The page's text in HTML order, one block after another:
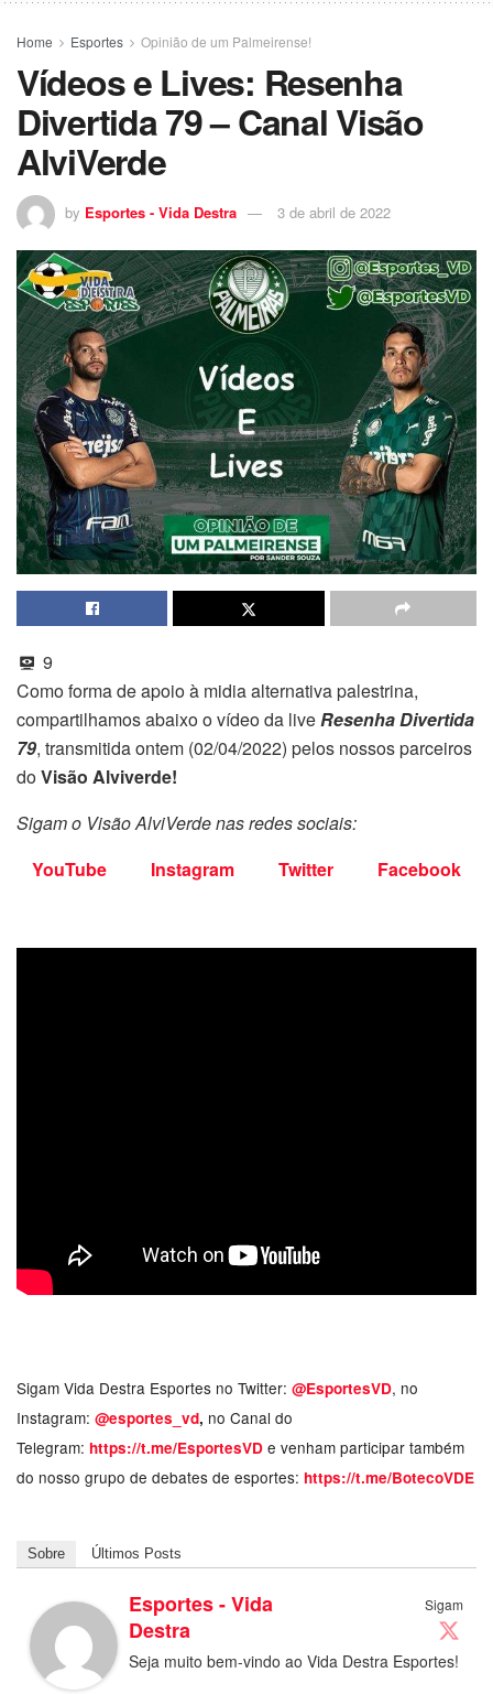
Home Esportes Opinião de um Palmeirense!
Vídeos e Lives: Resenha
Divertida 79 – Canal Visão
AlviVerde
by Esportes - Vida Destra 3 de abril de 2022
9
Como forma de apoio à midia alternativa palestrina,
compartilhamos abaixo o vídeo da liveResenha Divertida
79, transmitida ontem (02/04/2022) pelos nossos parceiros
doVisão Alviverde!
Sigam o Visão AlviVerde nas redes sociais:
YouTube
Instagram Twitter Facebook
Sigam Vida Destra Esportes no Twitter: @EsportesVD, no
Instagram: @esportes_vd, no Canal do
Telegram: https://t.me/EsportesVD e venham participar também
do nosso grupo de debates de esportes: https://t.me/BotecoVDE
Sobre Últimos Posts
Sigam
Esportes - Vida
Destra
Seja muito bem-vindo ao Vida Destra Esportes!